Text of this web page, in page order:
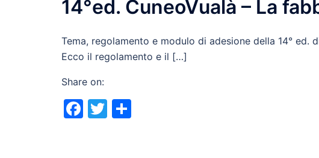
14°ed. CuneoVualà – La
Tema, regolamento e modulo di adesione della 14° ed.
Ecco il regolamento e il […]
Share on:
Facebook
Twitter